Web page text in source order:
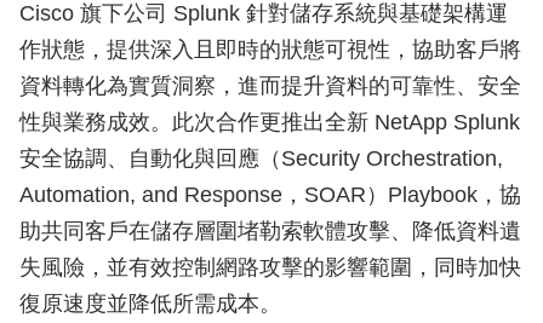
Cisco 旗下公司 Splunk 針對儲存系統與基礎架構運
作狀態，提供深入且即時的狀態可視性，協助客戶將
資料轉化為實質洞察，進而提升資料的可靠性、安全
性與業務成效。此次合作更推出全新 NetApp Splunk
安全協調、自動化與回應（Security Orchestration,
Automation, and Response，SOAR）Playbook，協
助共同客戶在儲存層圍堵勒索軟體攻擊、降低資料遺
失風險，並有效控制網路攻擊的影響範圍，同時加快
復原速度並降低所需成本。